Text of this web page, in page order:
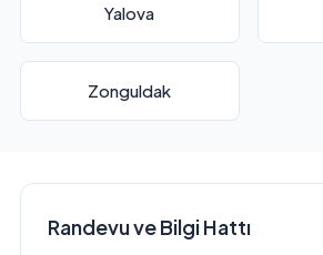
Yalova
Zonguldak
Randevu ve Bilgi Hattı